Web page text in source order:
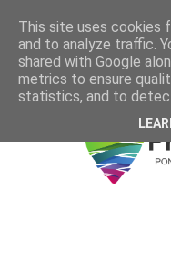
This site uses cookies
and to analyze traffic.
shared with Google
metrics to ensure
statistics, and to